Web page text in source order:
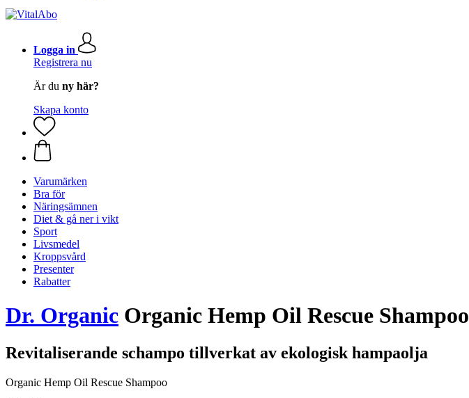
Logga in
Registrera nu
Är du ny här?
Skapa konto
Varumärken
Bra för
Näringsämnen
Diet & gå ner i vikt
Sport
Livsmedel
Kroppsvård
Presenter
Rabatter
Dr. Organic Organic Hemp Oil Rescue Shampoo
Revitaliserande schampo tillverkat av ekologisk hampaolja
Organic Hemp Oil Rescue Shampoo